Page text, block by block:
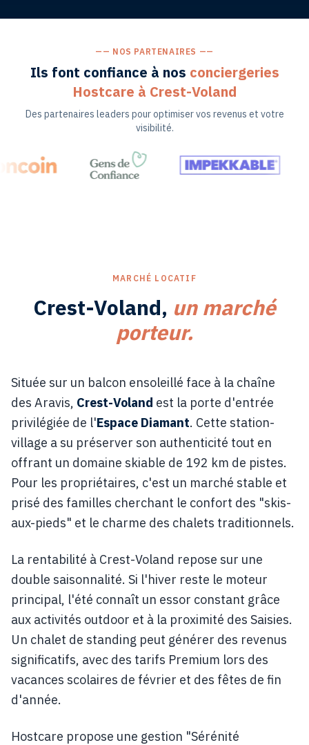
—— NOS PARTENAIRES ——
Ils font confiance à nos conciergeries
Hostcare à Crest-Voland
Des partenaires leaders pour optimiser vos revenus et votre
visibilité.
MARCHÉ LOCATIF
Crest-Voland, un marché
porteur.
Située sur un balcon ensoleillé face à la chaîne
des Aravis, Crest-Voland est la porte d'entrée
privilégiée de l'Espace Diamant. Cette station-
village a su préserver son authenticité tout en
offrant un domaine skiable de 192 km de pistes.
Pour les propriétaires, c'est un marché stable et
prisé des familles cherchant le confort des "skis-
aux-pieds" et le charme des chalets traditionnels.
La rentabilité à Crest-Voland repose sur une
double saisonnalité. Si l'hiver reste le moteur
principal, l'été connaît un essor constant grâce
aux activités outdoor et à la proximité des Saisies.
Un chalet de standing peut générer des revenus
significatifs, avec des tarifs Premium lors des
vacances scolaires de février et des fêtes de fin
d'année.
Hostcare propose une gestion "Sérénité